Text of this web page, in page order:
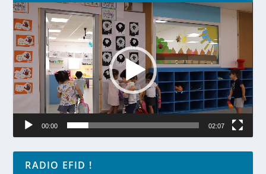
Lecteur
vidéo
00:00 02:07
RADIO EFID !